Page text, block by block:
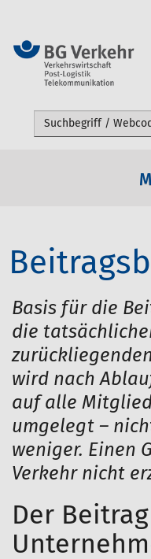
Webseite durchsuchen
Basis für die
die
wird nach
auf alle
umgelegt –
weniger. Einen
Verkehr nicht
Der